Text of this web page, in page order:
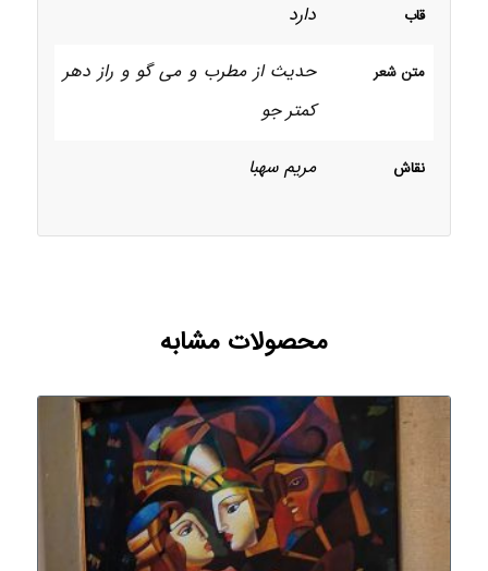
قاب دارد
متن شعر
حدیث از مطرب و می گو و راز دهر
کمتر جو
نقاش مریم سهبا
محصولات مشابه